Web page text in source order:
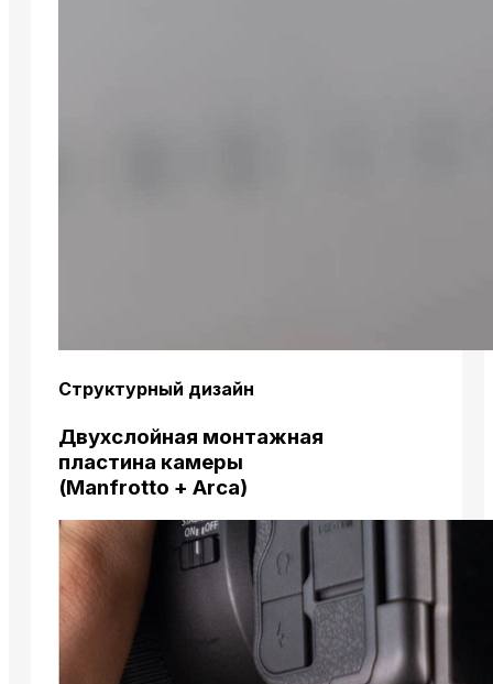
Структурный дизайн
Двухслойная монтажная
пластина камеры
(Manfrotto + Arca)